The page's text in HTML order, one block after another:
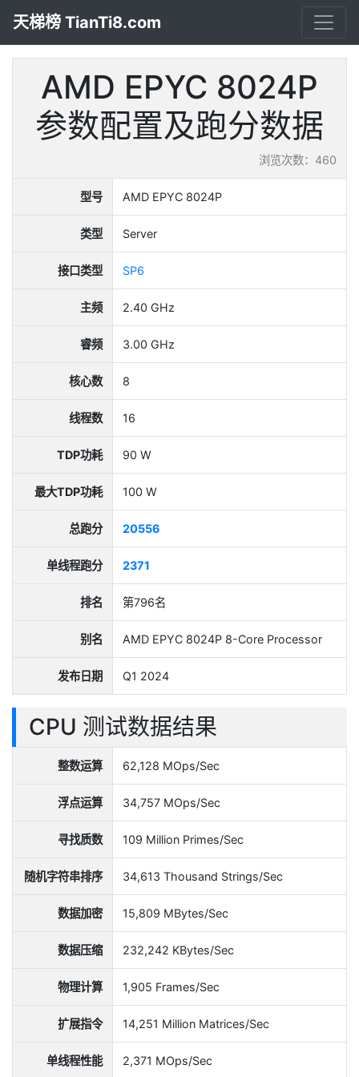
天梯榜 TianTi8.com
AMD EPYC 8024P
参数配置及跑分数据
浏览次数：460
型号 AMD EPYC 8024P
类型 Server
接口类型 SP6
主频 2.40 GHz
睿频 3.00 GHz
核心数 8
线程数 16
TDP功耗 90 W
最大TDP功耗 100 W
总跑分 20556
单线程跑分 2371
排名 第796名
别名 AMD EPYC 8024P 8-Core Processor
发布日期 Q1 2024
CPU 测试数据结果
整数运算 62,128 MOps/Sec
浮点运算 34,757 MOps/Sec
寻找质数 109 Million Primes/Sec
随机字符串排序 34,613 Thousand Strings/Sec
数据加密 15,809 MBytes/Sec
数据压缩 232,242 KBytes/Sec
物理计算 1,905 Frames/Sec
扩展指令 14,251 Million Matrices/Sec
单线程性能 2,371 MOps/Sec